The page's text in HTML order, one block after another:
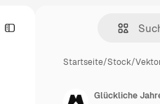
Startseite/Stock/
Glückliche